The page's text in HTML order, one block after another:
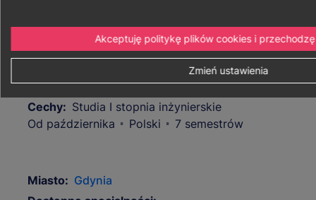
Forma: Niestacjonarne Stacjonarne
Sposób realizacji: Hybrydowe
Tradycyjne
Cechy: Studia I stopnia inżynierskie
Od października
Polski 7 semestrów
Miasto: Gdynia
Zmień ustawienia
Akceptuję politykę plików cookies i